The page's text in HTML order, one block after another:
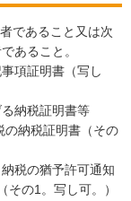
であること又は次
あること。
項証明書（写し
納税証明書等
納税証明書（その
税の猶予許可通知
の1。写し可。）